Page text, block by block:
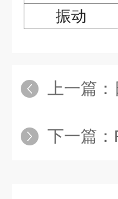
振动
上一篇：
下一篇：